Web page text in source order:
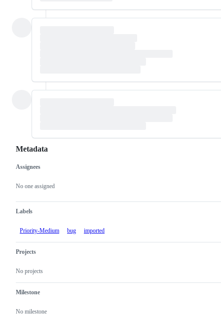
Metadata
Metadata
Assignees
No one assigned
Labels
Priority-Medium bug imported
Projects
No projects
Milestone
No milestone
Issue
actions